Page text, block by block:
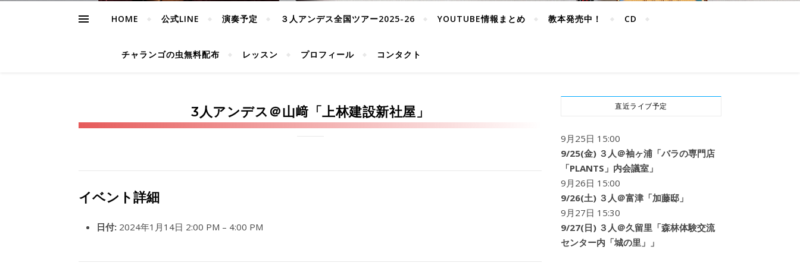
HOME 公式LINE 演奏予定 ３人アンデス全国ツアー2025-26 YOUTUBE情報まとめ 教本発売中！ CD
チャランゴの虫無料配布 レッスン プロフィール コンタクト
3人アンデス＠山﨑「上林建設新社屋」
イベント詳細
日付: 2024年1月14日 2:00 PM – 4:00 PM
直近ライブ予定
9月25日 15:00
9/25(金) ３人＠袖ヶ浦「バラの専門店
「PLANTS」内会議室」
9月26日 15:00
9/26(土) ３人＠富津「加藤邸」
9月27日 15:30
9/27(日) ３人＠久留里「森林体験交流
センター内「城の里」」